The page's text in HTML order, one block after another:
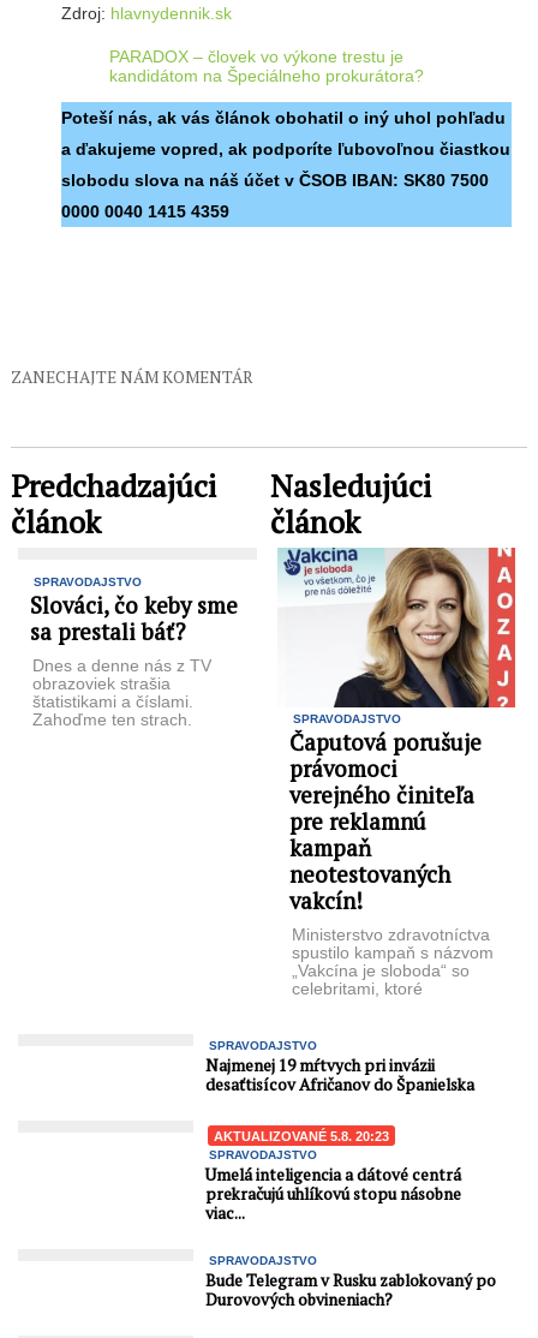
Zdroj: hlavnydennik.sk
PARADOX – človek vo výkone trestu je
kandidátom na Špeciálneho prokurátora?
Poteší nás, ak vás článok obohatil o iný uhol pohľadu
a ďakujeme vopred, ak podporíte ľubovoľnou čiastkou
slobodu slova na náš účet v ČSOB IBAN: SK80 7500
0000 0040 1415 4359
ZANECHAJTE NÁM KOMENTÁR
Predchadzajúci
článok
SPRAVODAJSTVO
Slováci, čo keby sme
sa prestali báť?
Dnes a denne nás z TV
obrazoviek strašia
štatistikami a číslami.
Zahoďme ten strach.
Nasledujúci
článok
SPRAVODAJSTVO
Čaputová porušuje
právomoci
verejného činiteľa
pre reklamnú
kampaň
neotestovaných
vakcín!
Ministerstvo zdravotníctva
spustilo kampaň s názvom
„Vakcína je sloboda“ so
celebritami, ktoré
použitých ...
SPRAVODAJSTVO
Najmenej 19 mŕtvych pri invázii
desaťtisícov Afričanov do Španielska
AKTUALIZOVANÉ 5.8. 20:23
SPRAVODAJSTVO
Umelá inteligencia a dátové centrá
prekračujú uhlíkovú stopu násobne
viac...
SPRAVODAJSTVO
Bude Telegram v Rusku zablokovaný po
Durovových obvineniach?